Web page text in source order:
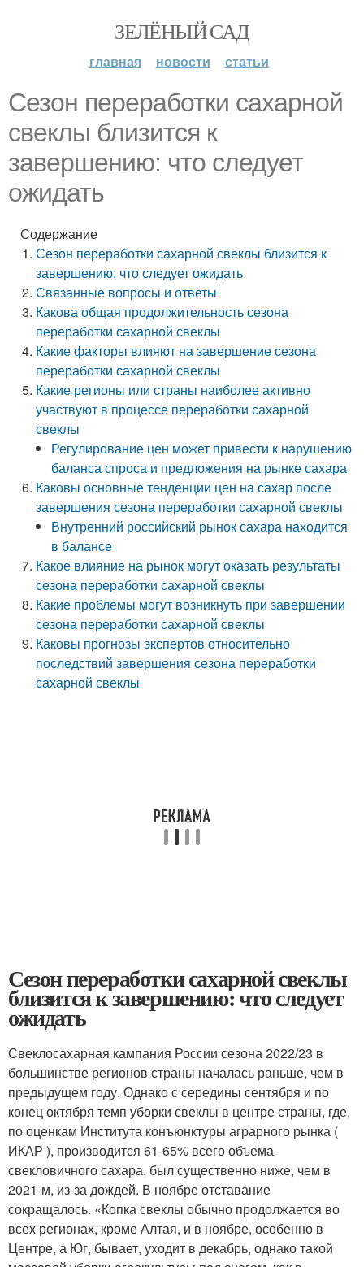
ЗЕЛЁНЫЙ САД
главная новости статьи
Сезон переработки сахарной
свеклы близится к
завершению: что следует
ожидать
Содержание
Сезон переработки сахарной свеклы близится к
завершению: что следует ожидать
Связанные вопросы и ответы
Какова общая продолжительность сезона
переработки сахарной свеклы
Какие факторы влияют на завершение сезона
переработки сахарной свеклы
Какие регионы или страны наиболее активно
участвуют в процессе переработки сахарной
свеклы
Регулирование цен может привести к нарушению
баланса спроса и предложения на рынке сахара
Каковы основные тенденции цен на сахар после
завершения сезона переработки сахарной свеклы
Внутренний российский рынок сахара находится
в балансе
Какое влияние на рынок могут оказать результаты
сезона переработки сахарной свеклы
Какие проблемы могут возникнуть при завершении
сезона переработки сахарной свеклы
Каковы прогнозы экспертов относительно
последствий завершения сезона переработки
сахарной свеклы
Сезон переработки сахарной свеклы
близится к завершению: что следует
ожидать
Свеклосахарная кампания России сезона 2022/23 в
большинстве регионов страны началась раньше, чем в
предыдущем году. Однако с середины сентября и по
конец октября темп уборки свеклы в центре страны, где,
по оценкам Института конъюнктуры аграрного рынка (
ИКАР ), производится 61-65% всего объема
свекловичного сахара, был существенно ниже, чем в
2021-м, из-за дождей. В ноябре отставание
сокращалось. «Копка свеклы обычно продолжается во
всех регионах, кроме Алтая, и в ноябре, особенно в
Центре, а Юг, бывает, уходит в декабрь, однако такой